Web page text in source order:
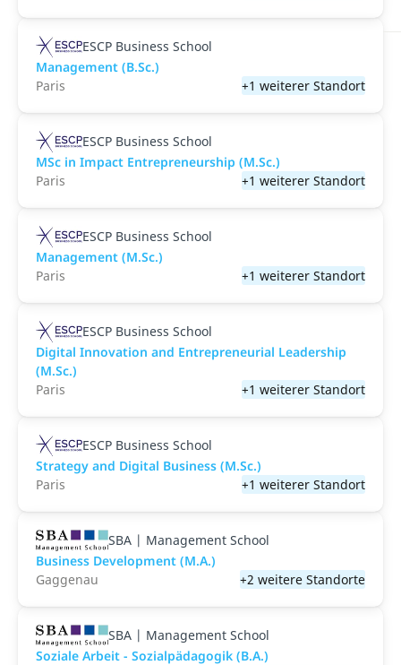
ESCP Business School
Management (B.Sc.)
Paris
+1 weiterer Standort
ESCP Business School
MSc in Impact Entrepreneurship (M.Sc.)
Paris
+1 weiterer Standort
ESCP Business School
Management (M.Sc.)
Paris
+1 weiterer Standort
ESCP Business School
Digital Innovation and Entrepreneurial Leadership
(M.Sc.)
Paris
+1 weiterer Standort
ESCP Business School
Strategy and Digital Business (M.Sc.)
Paris
+1 weiterer Standort
SBA | Management School
Business Development (M.A.)
Gaggenau
+2 weitere Standorte
SBA | Management School
Soziale Arbeit - Sozialpädagogik (B.A.)